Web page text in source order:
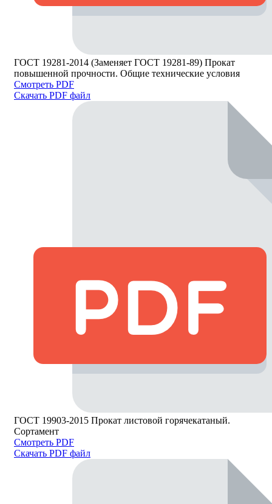
ГОСТ 19281-2014 (Заменяет ГОСТ 19281-89) Прокат
повышенной прочности. Общие технические условия
Смотреть PDF
Скачать PDF файл
ГОСТ 19903-2015 Прокат листовой горячекатаный.
Сортамент
Смотреть PDF
Скачать PDF файл